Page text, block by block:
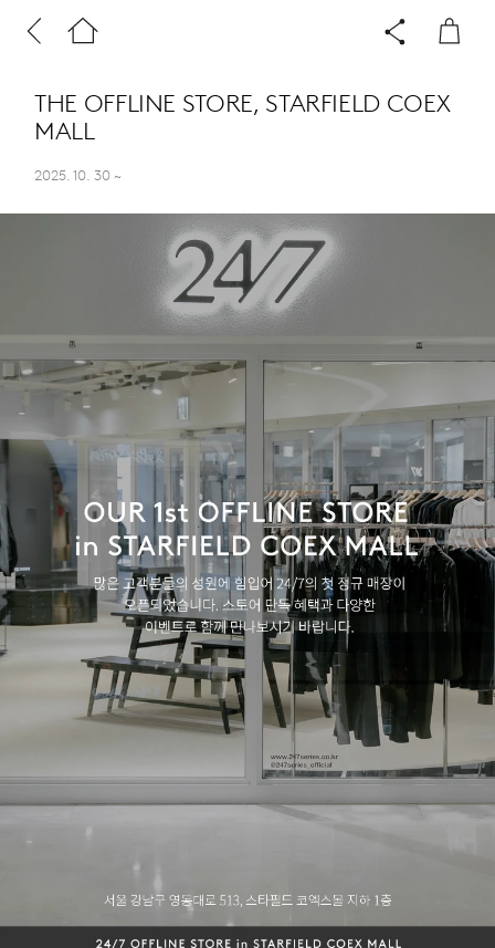
THE OFFLINE STORE, STARFIELD COEX
MALL
2025. 10. 30~